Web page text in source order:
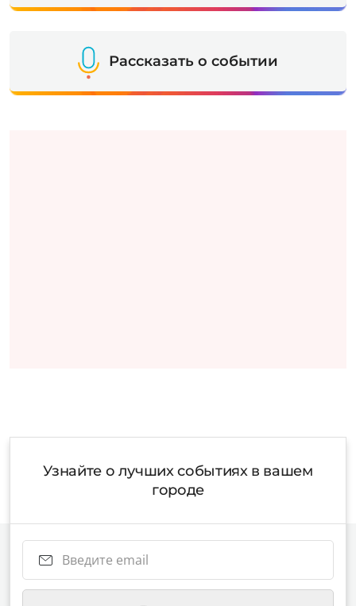
Рассказать о событии
Узнайте о лучших событиях в вашем
городе